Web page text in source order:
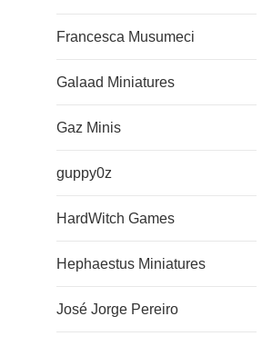
Francesca Musumeci
Galaad Miniatures
Gaz Minis
guppy0z
HardWitch Games
Hephaestus Miniatures
José Jorge Pereiro